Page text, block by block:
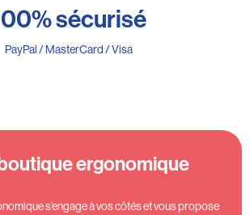
sécurisé
PayPal / MasterCard / Visa
ergonomique
s’engage à vos côtés et vous propose